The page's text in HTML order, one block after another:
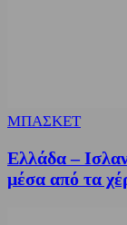
ΜΠΑΣΚΕΤ
Ελλάδα –
μέσα από τα